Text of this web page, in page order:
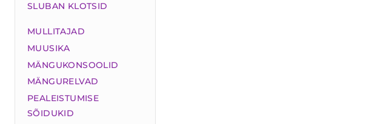
SLUBAN KLOTSID
MULLITAJAD
MUUSIKA
MÄNGUKONSOOLID
MÄNGURELVAD
PEALEISTUMISE
SÕIDUKID